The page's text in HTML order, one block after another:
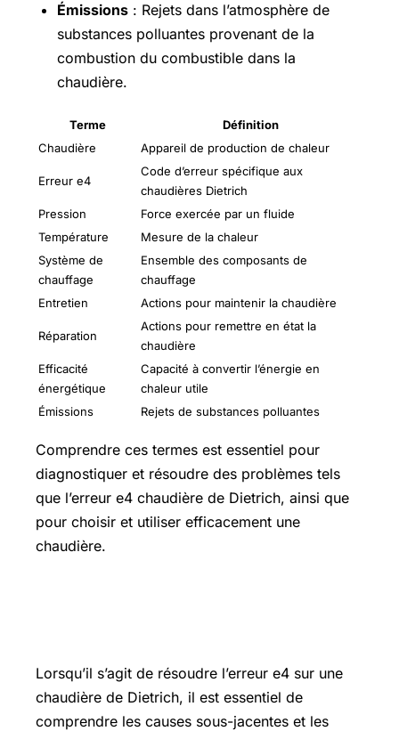
Émissions : Rejets dans l’atmosphère de
substances polluantes provenant de la
combustion du combustible dans la
chaudière.
Terme
Définition
Chaudière
Appareil de production de chaleur
Erreur e4
Code d’erreur spécifique aux
chaudières Dietrich
Pression
Force exercée par un fluide
Température
Mesure de la chaleur
Système de
chauffage
Ensemble des composants de
chauffage
Entretien
Actions pour maintenir la chaudière
Réparation
Actions pour remettre en état la
chaudière
Efficacité
énergétique
Capacité à convertir l’énergie en
chaleur utile
Émissions
Rejets de substances polluantes
Comprendre ces termes est essentiel pour
diagnostiquer et résoudre des problèmes tels
que l’erreur e4 chaudière de Dietrich, ainsi que
pour choisir et utiliser efficacement une
chaudière.
Lorsqu’il s’agit de résoudre l’erreur e4 sur une
chaudière de Dietrich, il est essentiel de
comprendre les causes sous-jacentes et les